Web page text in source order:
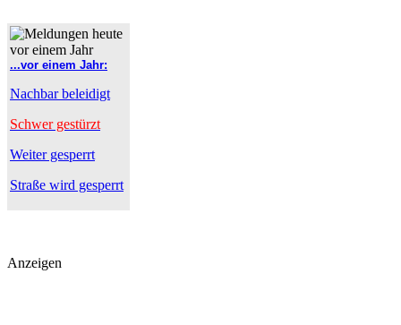
...vor einem Jahr:
Nachbar beleidigt
Schwer gestürzt
Weiter gesperrt
Straße wird gesperrt
Anzeigen